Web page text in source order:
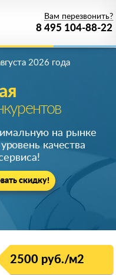
8 495 104-88-22
Вам перезвонить?
2026 года
на рынке
качества
скидку!
2500 руб./м2